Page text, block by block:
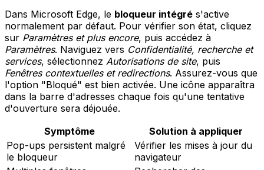
Dans Microsoft Edge, le bloqueur intégré s'active
normalement par défaut. Pour vérifier son état, cliquez
sur Paramètres et plus encore, puis accédez à
Paramètres. Naviguez vers Confidentialité, recherche et
services, sélectionnez Autorisations de site, puis
Fenêtres contextuelles et redirections. Assurez-vous que
l'option "Bloqué" est bien activée. Une icône apparaîtra
dans la barre d'adresses chaque fois qu'une tentative
d'ouverture sera déjouée.
Symptôme
Solution à appliquer
Pop-ups persistent malgré
le bloqueur
Vérifier les mises à jour du
navigateur